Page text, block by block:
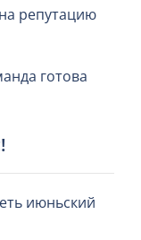
репутацию
готова
июньский